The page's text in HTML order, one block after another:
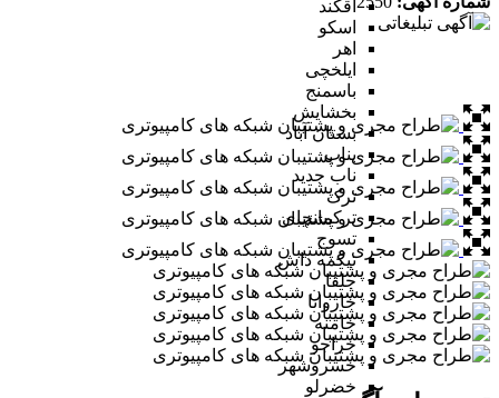
آقکند
اسکو
اهر
ایلخچی
باسمنج
بخشایش
بستان آباد
بناب
ناب جدید
ترک
ترکمانچای
تسوج
تیکمه داش
جلفا
خاروانا
خامنه
خراجو
خسروشهر
خضرلو